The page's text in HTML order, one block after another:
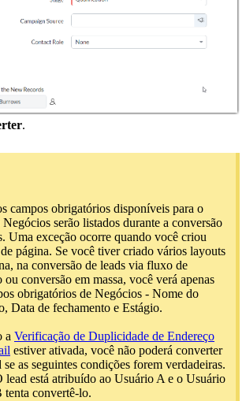
.
campos obrigatórios disponíveis para o
serão listados durante a conversão
Uma exceção ocorre quando você criou
página. Se você tiver criado vários layouts
na conversão de leads via fluxo de
ou conversão em massa, você verá apenas
obrigatórios de Negócios - Nome do
Data de fechamento e Estágio.
a Verificação de Duplicidade de Endereço
estiver ativada, você não poderá converter
se as seguintes condições forem verdadeiras.
lead está atribuído ao Usuário A e o Usuário
tenta convertê-lo.